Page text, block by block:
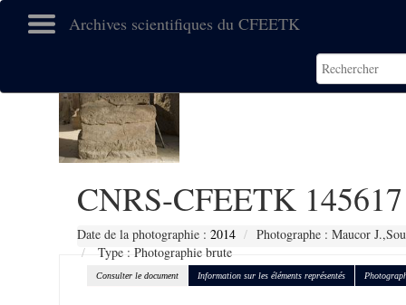
Archives scientifiques du CFEETK
CNRS-CFEETK 145617
Date de la photographie : 2014
Photographe : Maucor
Type : Photographie brute
Consulter le document Information sur les éléments représentés